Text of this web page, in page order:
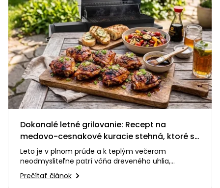
Dokonalé letné grilovanie: Recept na
medovo-cesnakové kuracie stehná, ktoré si
zamilujete
Leto je v plnom prúde a k teplým večerom
neodmysliteľne patrí vôňa dreveného uhlia,
praskanie ohňa a smiech s priateľmi…
Prečítať článok